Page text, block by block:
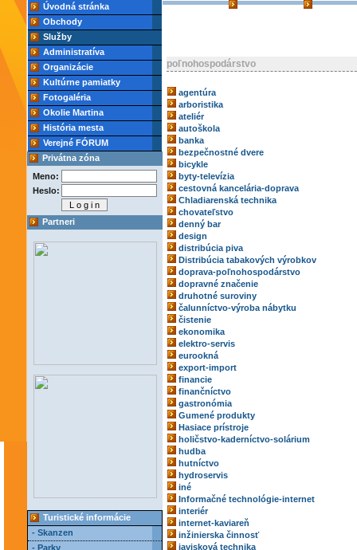
Úvodná stránka
Obchody
Služby
Administratíva
Organizácie
Kultúrne pamiatky
Fotogaléria
Okolie Martina
História mesta
Verejné FÓRUM
Privátna zóna
Meno:
Heslo:
Partneri
Turistické informácie
- Skanzen
- Parky
poľnohospodárstvo
agentúra
arboristika
ateliér
autoškola
banka
bezpečnostné dvere
bicykle
byty-televízia
cestovná kancelária-doprava
Chladiarenská technika
chovateľstvo
denný bar
design
distribúcia piva
Distribúcia tabakových výrobkov
doprava-poľnohospodárstvo
dopravné značenie
druhotné suroviny
čalunníctvo-výroba nábytku
čistenie
ekonomika
elektro-servis
eurookná
export-import
financie
finančníctvo
gastronómia
Gumené produkty
Hasiace prístroje
holičstvo-kaderníctvo-solárium
hudba
hutníctvo
hydroservis
iné
Informačné technológie-internet
interiér
internet-kaviareň
inžinierska činnosť
javisková technika